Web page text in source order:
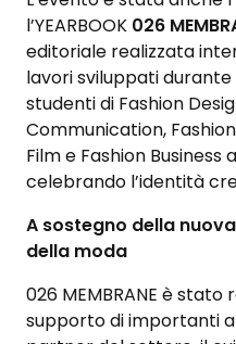
l’YEARBOOK 026
editoriale realizzata
lavori sviluppati
studenti di Fashion
Communication,
Film e Fashion
celebrando l’identità
A sostegno della
della moda
026 MEMBRANE è
supporto di importanti